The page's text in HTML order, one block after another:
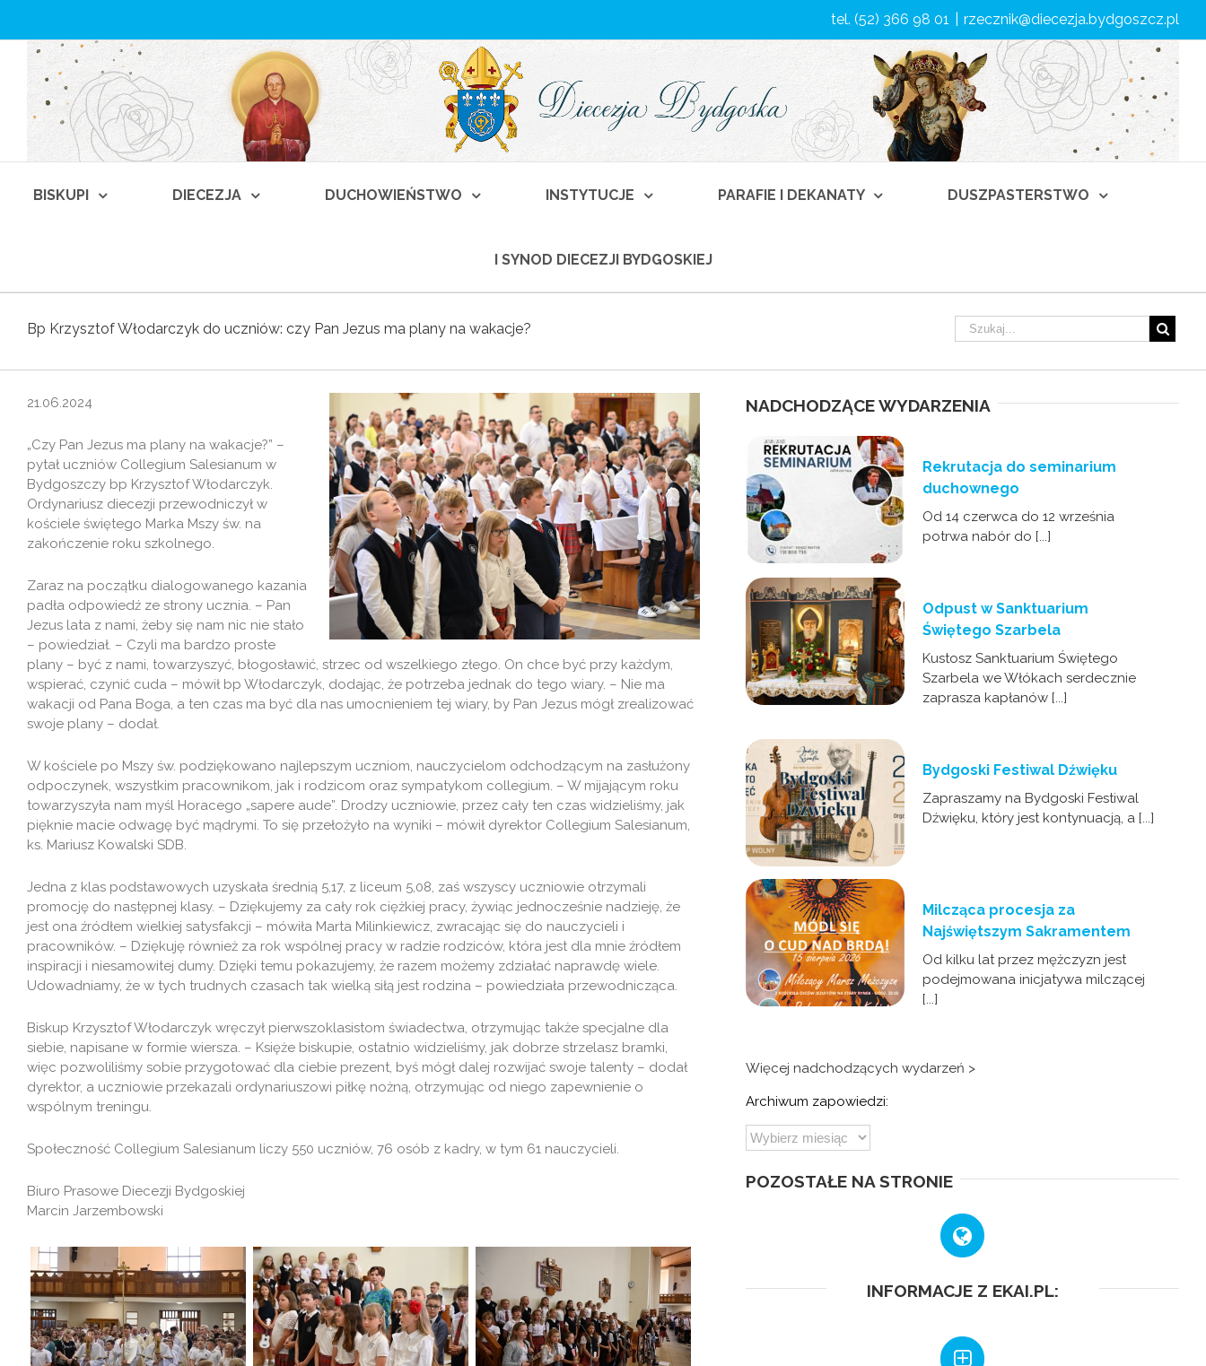
tel. (52) 366 98 01 rzecznik@diecezja.bydgoszcz.pl
BISKUPI DIECEZJA DUCHOWIEŃSTWO INSTYTUCJE PARAFIE I DEKANATY DUSZPASTERSTWO
I SYNOD DIECEZJI BYDGOSKIEJ
Bp Krzysztof Włodarczyk do uczniów: czy Pan Jezus ma plany na wakacje?
21.06.2024
„Czy Pan Jezus ma plany na wakacje?” –
pytał uczniów Collegium Salesianum w
Bydgoszczy bp Krzysztof Włodarczyk.
Ordynariusz diecezji przewodniczył w
kościele świętego Marka Mszy św. na
zakończenie roku szkolnego.
Zaraz na początku dialogowanego kazania
padła odpowiedź ze strony ucznia. – Pan
Jezus lata z nami, żeby się nam nic nie stało
– powiedział. – Czyli ma bardzo proste
plany – być z nami, towarzyszyć, błogosławić, strzec od wszelkiego złego. On chce być przy każdym,
wspierać, czynić cuda – mówił bp Włodarczyk, dodając, że potrzeba jednak do tego wiary. – Nie ma
wakacji od Pana Boga, a ten czas ma być dla nas umocnieniem tej wiary, by Pan Jezus mógł zrealizować
swoje plany – dodał.
W kościele po Mszy św. podziękowano najlepszym uczniom, nauczycielom odchodzącym na zasłużony
odpoczynek, wszystkim pracownikom, jak i rodzicom oraz sympatykom collegium. – W mijającym roku
towarzyszyła nam myśl Horacego „sapere aude”. Drodzy uczniowie, przez cały ten czas widzieliśmy, jak
pięknie macie odwagę być mądrymi. To się przełożyło na wyniki – mówił dyrektor Collegium Salesianum,
ks. Mariusz Kowalski SDB.
Jedna z klas podstawowych uzyskała średnią 5,17, z liceum 5,08, zaś wszyscy uczniowie otrzymali
promocję do następnej klasy. – Dziękujemy za cały rok ciężkiej pracy, żywiąc jednocześnie nadzieję, że
jest ona źródłem wielkiej satysfakcji – mówiła Marta Milinkiewicz, zwracając się do nauczycieli i
pracowników. – Dziękuję również za rok wspólnej pracy w radzie rodziców, która jest dla mnie źródłem
inspiracji i niesamowitej dumy. Dzięki temu pokazujemy, że razem możemy zdziałać naprawdę wiele.
Udowadniamy, że w tych trudnych czasach tak wielką siłą jest rodzina – powiedziała przewodnicząca.
Biskup Krzysztof Włodarczyk wręczył pierwszoklasistom świadectwa, otrzymując także specjalne dla
siebie, napisane w formie wiersza. – Księże biskupie, ostatnio widzieliśmy, jak dobrze strzelasz bramki,
więc pozwoliliśmy sobie przygotować dla ciebie prezent, byś mógł dalej rozwijać swoje talenty – dodał
dyrektor, a uczniowie przekazali ordynariuszowi piłkę nożną, otrzymując od niego zapewnienie o
wspólnym treningu.
Społeczność Collegium Salesianum liczy 550 uczniów, 76 osób z kadry, w tym 61 nauczycieli.
Biuro Prasowe Diecezji Bydgoskiej
Marcin Jarzembowski
NADCHODZĄCE WYDARZENIA
Rekrutacja do seminarium
duchownego
Od 14 czerwca do 12 września
potrwa nabór do [...]
Odpust w Sanktuarium
Świętego Szarbela
Kustosz Sanktuarium Świętego
Szarbela we Włókach serdecznie
zaprasza kapłanów [...]
Bydgoski Festiwal Dźwięku
Zapraszamy na Bydgoski Festiwal
Dźwięku, który jest kontynuacją, a [...]
Milcząca procesja za
Najświętszym Sakramentem
Od kilku lat przez mężczyzn jest
podejmowana inicjatywa milczącej
[...]
Więcej nadchodzących wydarzeń >
Archiwum zapowiedzi:
POZOSTAŁE NA STRONIE
INFORMACJE Z EKAI.PL: